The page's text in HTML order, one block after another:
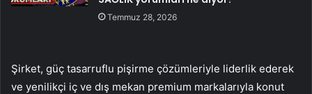
Temmuz 28, 2026
Şirket, güç tasarruflu pişirme çözümleriyle liderlik ederek
ve yenilikçi iç ve dış mekan premium markalarıyla konut